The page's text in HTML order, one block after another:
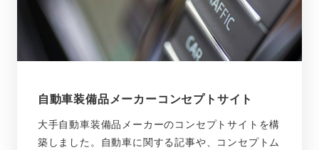
自動車装備品メーカーコンセプトサイト
大手自動車装備品メーカーのコンセプトサイトを構
築しました。自動車に関する記事や、コンセプトム